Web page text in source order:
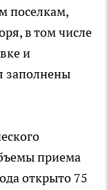
поселкам,
в том числе
и
заполнены
приема
открыто 75